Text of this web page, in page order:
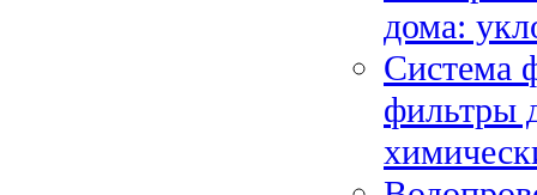
дома:
Система
фильтры